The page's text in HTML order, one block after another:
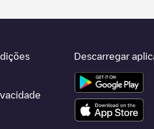
Descarregar